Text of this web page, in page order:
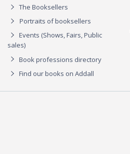
The Booksellers
Portraits of booksellers
Events (Shows, Fairs, Public
sales)
Book professions directory
Find our books on Addall